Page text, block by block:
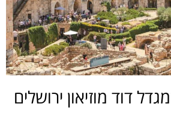
דוד מוזיאון ירושלים